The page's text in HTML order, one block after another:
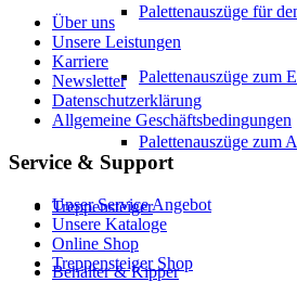
Palettenauszüge für
Palettenauszüge zum
Palettenauszüge zum
Treppensteiger
Behälter & Kipper
Über uns
Unsere Leistungen
Karriere
Newsletter
Datenschutzerklärung
Allgemeine Geschäftsbedingungen
Service & Support
Unser Service Angebot
Unsere Kataloge
Online Shop
Treppensteiger Shop